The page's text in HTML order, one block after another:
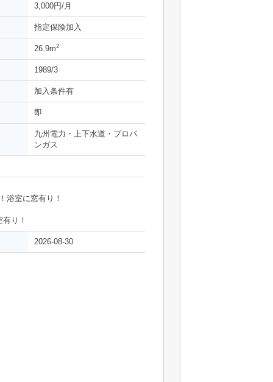
3,000円/月
指定保険加入
26.9m2
1989/3
加入条件有
即
九州電力・上下水道・プロパ
ンガス
浴室に窓有り！
り！
2026-08-30